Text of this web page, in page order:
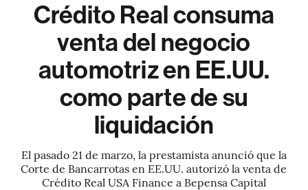
Crédito Real consuma
venta del negocio
automotriz en EE.UU.
como parte de su
liquidación
El pasado 21 de marzo, la prestamista anunció que la
Corte de Bancarrotas en EE.UU. autorizó la venta de
Crédito Real USA Finance a Bepensa Capital